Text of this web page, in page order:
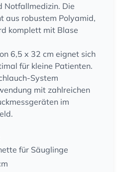
Notfallmedizin. Die
aus robustem Polyamid,
komplett mit Blase
6,5 x 32 cm eignet sich
für kleine Patienten.
System
mit zahlreichen
im
für Säuglinge